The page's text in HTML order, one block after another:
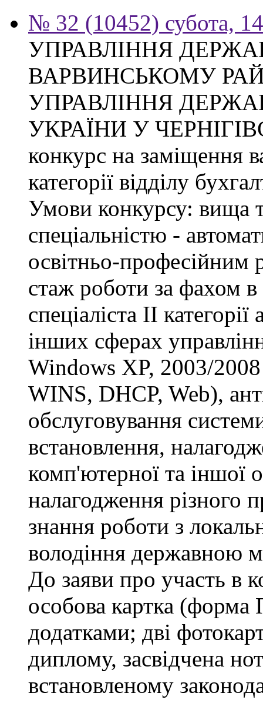
№ 32 (10452) субота,
УПРАВЛІННЯ
ВАРВИНСЬКОМУ
УПРАВЛІННЯ
УКРАЇНИ У
конкурс на заміщення
категорії відділу
Умови конкурсу: вища
спеціальністю -
освітньо-професійним
стаж роботи за фахом в
спеціаліста ІІ
інших сферах
Windows XP, 2003/
WINS, DHCP, Web),
обслуговування
встановлення,
комп'ютерної та іншої
налагодження різного
знання роботи з
володіння державною
До заяви про участь в
особова картка
додатками; дві
диплому, засвідчена
встановленому